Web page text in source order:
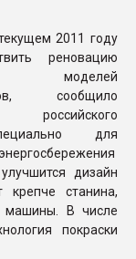
намного дороже
ПЕРЕЙТИ НА
2011 году
реновацию
моделей
сообщило
для
дизайн
крепче станина,
машины. В числе
покраски